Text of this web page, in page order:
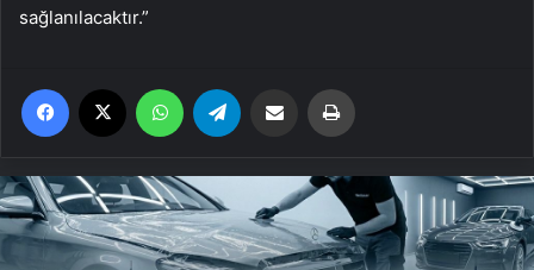
sağlanılacaktır.”
Facebook WhatsApp Email'den paylaş